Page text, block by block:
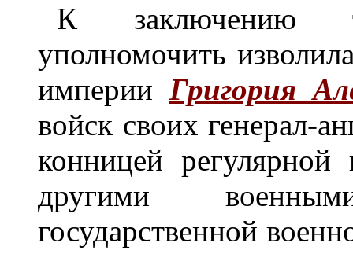
К заключению
уполномочить
империи Григория
войск своих генерал-
конницей
другими
государственной